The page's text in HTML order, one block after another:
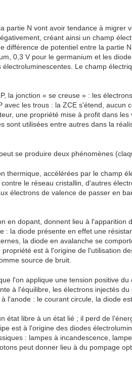
partie N vont avoir tendance à migrer
créant ainsi un champ
différence de potentiel entre la partie
0,3 V pour le germanium et les
Le champ
la jonction « se creuse » : les
les trous : la ZCE s'étend, aucun
une propriété mise à profit dans les
sont utilisées entre autres dans la
se produire deux phénomènes
thermique, accélérées par le champ
le réseau cristallin, d'autres
électrons de valence de passer en
en dopant, donnent lieu à l'apparition
la diode présente en effet une
la diode en avalanche se
est à l'origine de l'utilisation
source de bruit.
l'on applique une tension positive du
à l'équilibre, les électrons injectés
l'anode : le courant circule, la diode
état libre à un état lié ; il perd de
est à l'origine des diodes
: lampes à incandescence,
peut donner lieu à du pompage